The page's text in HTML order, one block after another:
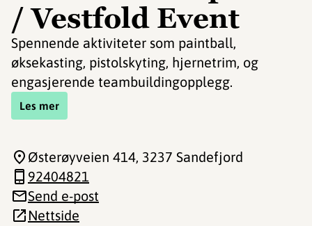
/ Vestfold Event
Spennende aktiviteter som paintball,
øksekasting, pistolskyting, hjernetrim, og
engasjerende teambuildingopplegg.
Les mer
Østerøyveien 414, 3237 Sandefjord
92404821
Send e-post
Nettside